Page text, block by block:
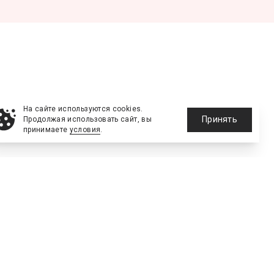
На сайте используются cookies.
Продолжая использовать сайт, вы
принимаете условия.
Принять